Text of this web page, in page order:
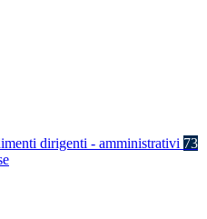
dirigenti - amministrativi 73